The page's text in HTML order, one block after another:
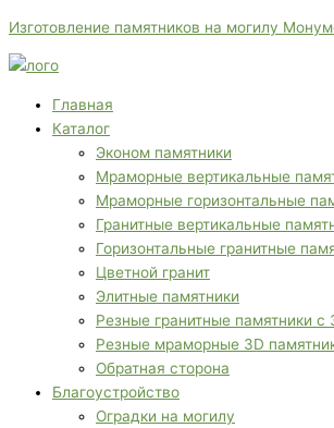
к
содержимому
Изготовление памятников на могилу
Главная
Каталог
Эконом памятники
Мраморные вертикальные
Мраморные горизонтальные
Гранитные вертикальные
Горизонтальные гранитные
Цветной гранит
Элитные памятники
Резные гранитные памятники с
Резные мраморные 3D
Обратная сторона
Благоустройство
Оградки на могилу
и